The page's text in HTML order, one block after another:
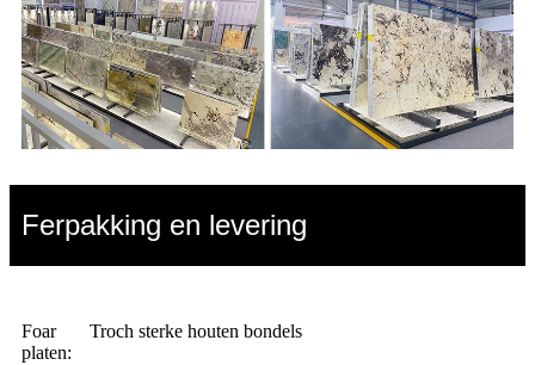
Ferpakking en levering
Foar
platen:
Troch sterke houten bondels